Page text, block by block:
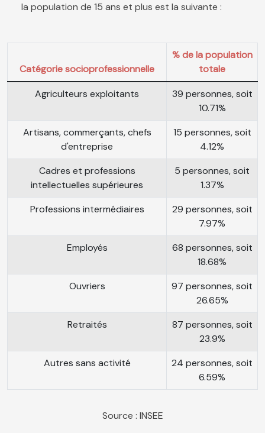
la population de 15 ans et plus est la suivante :
Catégorie socioprofessionnelle
% de la population
totale
Agriculteurs exploitants
39 personnes, soit
10.71%
Artisans, commerçants, chefs
d'entreprise
15 personnes, soit
4.12%
Cadres et professions
intellectuelles supérieures
5 personnes, soit
1.37%
Professions intermédiaires
29 personnes, soit
7.97%
Employés
68 personnes, soit
18.68%
Ouvriers
97 personnes, soit
26.65%
Retraités
87 personnes, soit
23.9%
Autres sans activité
24 personnes, soit
6.59%
Source : INSEE